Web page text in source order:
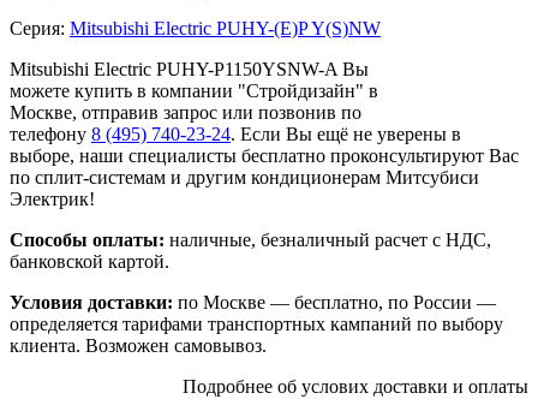
Серия: Mitsubishi Electric PUHY-(E)P Y(S)NW
Mitsubishi Electric PUHY-P1150YSNW-A Вы
можете купить в компании "Стройдизайн" в
Москве, отправив запрос или позвонив по
телефону 8 (495) 740-23-24. Если Вы ещё не уверены в
выборе, наши специалисты бесплатно проконсультируют Вас
по сплит-системам и другим кондиционерам Митсубиси
Электрик!
Способы оплаты: наличные, безналичный расчет с НДС,
банковской картой.
Условия доставки: по Москве — бесплатно, по России —
определяется тарифами транспортных кампаний по выбору
клиента. Возможен самовывоз.
Подробнее об услових доставки и оплаты